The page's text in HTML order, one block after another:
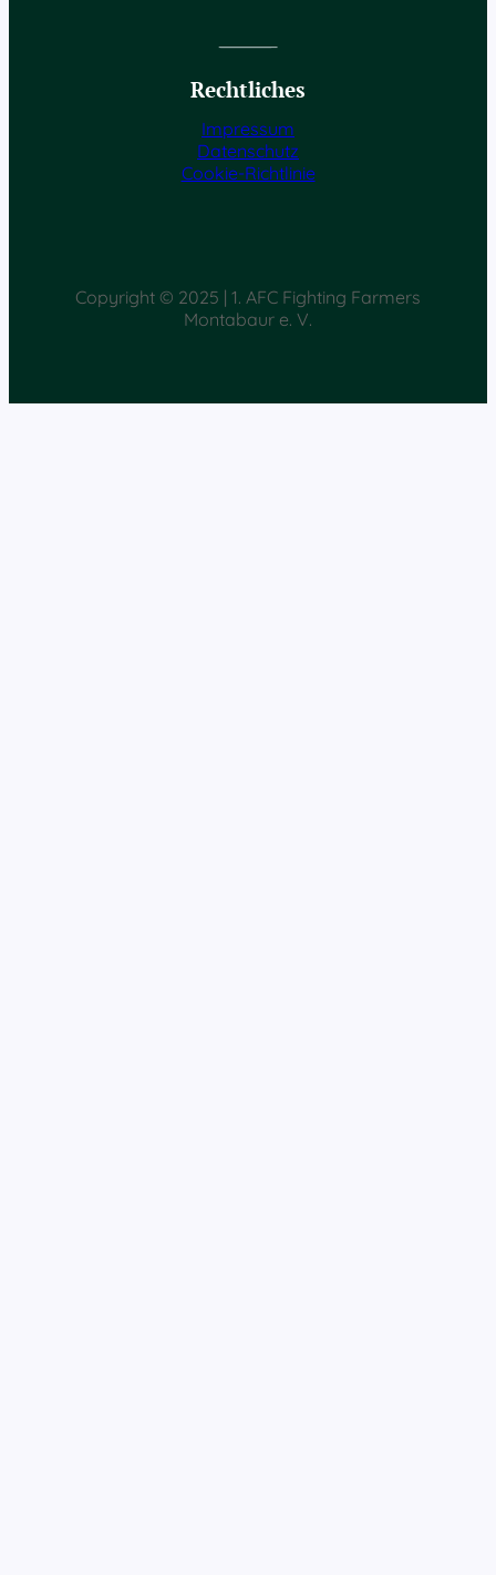
Rechtliches
Impressum
Datenschutz
Cookie-Richtlinie
Copyright © 2025 | 1. AFC Fighting Farmers
Montabaur e. V.